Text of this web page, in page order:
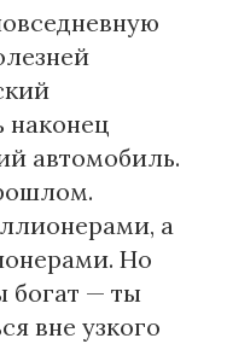
наконец
автомобиль.
а
Но
богат — ты
вне узкого